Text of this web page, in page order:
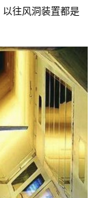
往风洞装置都是